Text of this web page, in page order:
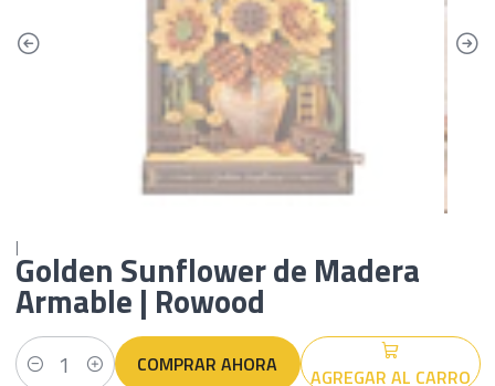
|Golden Sunflower de Madera
Armable | Rowood
Cantidad AGREGAR AL CARRO
COMPRAR AHORA